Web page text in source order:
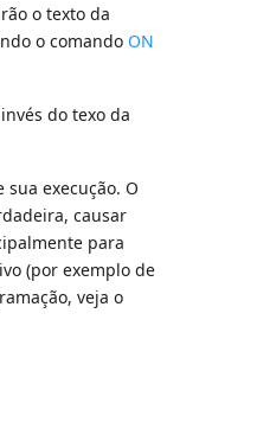
o texto da
o comando ON
do texo da
execução. O
causar
para
(por exemplo de
veja o